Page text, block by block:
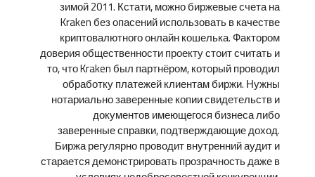
зимой 2011. Кстати, можно биржевые счета на
Kraken без опасений использовать в качестве
криптовалютного онлайн кошелька. Фактором
доверия общественности проекту стоит считать и
то, что Kraken был партнёром, который проводил
обработку платежей клиентам биржи. Нужны
нотариально заверенные копии свидетельств и
документов имеющегося бизнеса либо
заверенные справки, подтверждающие доход.
Биржа регулярно проводит внутренний аудит и
старается демонстрировать прозрачность даже в